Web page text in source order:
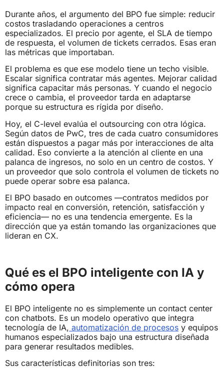
Durante años, el argumento del BPO fue simple: reducir
costos trasladando operaciones a centros
especializados. El precio por agente, el SLA de tiempo
de respuesta, el volumen de tickets cerrados. Esas eran
las métricas que importaban.
El problema es que ese modelo tiene un techo visible.
Escalar significa contratar más agentes. Mejorar calidad
significa capacitar más personas. Y cuando el negocio
crece o cambia, el proveedor tarda en adaptarse
porque su estructura es rígida por diseño.
Hoy, el C-level evalúa el outsourcing con otra lógica.
Según datos de PwC, tres de cada cuatro consumidores
están dispuestos a pagar más por interacciones de alta
calidad. Eso convierte a la atención al cliente en una
palanca de ingresos, no solo en un centro de costos. Y
un proveedor que solo controla el volumen de tickets no
puede operar sobre esa palanca.
El BPO basado en outcomes —contratos medidos por
impacto real en conversión, retención, satisfacción y
eficiencia— no es una tendencia emergente. Es la
dirección que ya están tomando las organizaciones que
lideran en CX.
Qué es el BPO inteligente con IA y
cómo opera
El BPO inteligente no es simplemente un contact center
con chatbots. Es un modelo operativo que integra
tecnología de IA, automatización de procesos y equipos
humanos especializados bajo una estructura diseñada
para generar resultados medibles.
Sus características definitorias son tres: